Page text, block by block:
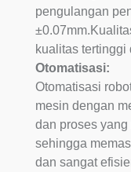
pengulangan
kualitas tertinggi
Otomatisasi:
Otomatisasi
mesin dengan
dan proses
sehingga
dan sangat